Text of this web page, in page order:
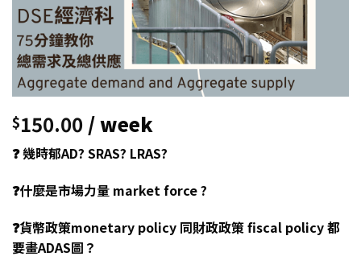
$150.00 / week
❓ 幾時郁AD? SRAS? LRAS?
❓什麼是市場力量 market force ?
❓貨幣政策monetary policy 同財政政策 fiscal policy 都
要畫ADAS圖？